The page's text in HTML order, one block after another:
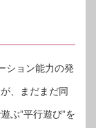
ション能力の発
、まだまだ同
ぶ”平行遊び”を